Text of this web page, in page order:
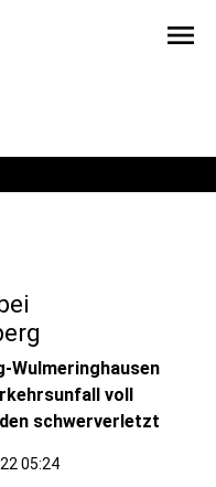
menu
Wulmeringhausen
voll
schwerverletzt
05:24